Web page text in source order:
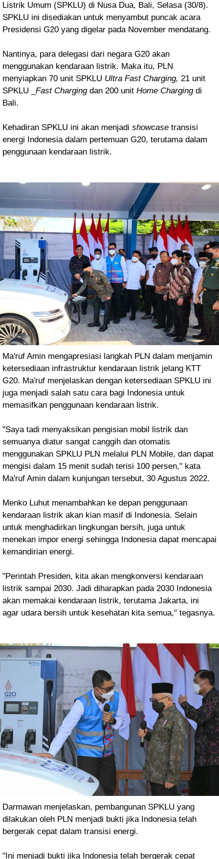
Listrik Umum (SPKLU) di Nusa Dua, Bali, Selasa (30/8).
SPKLU ini disediakan untuk menyambut puncak acara
Presidensi G20 yang digelar pada November mendatang.
Nantinya, para delegasi dari negara G20 akan
menggunakan kendaraan listrik. Maka itu, PLN
menyiapkan 70 unit SPKLU Ultra Fast Charging, 21 unit
SPKLU _ Fast Chargingdan 200 unit Home Charging di
Bali.
Kehadiran SPKLU ini akan menjadi showcase transisi
energi Indonesia dalam pertemuan G20, terutama dalam
penggunaan kendaraan listrik.
Ma'ruf Amin mengapresiasi langkah PLN dalam menjamin
ketersediaan infrastruktur kendaraan listrik jelang KTT
G20. Ma'ruf menjelaskan dengan ketersediaan SPKLU ini
juga menjadi salah satu cara bagi Indonesia untuk
memasifkan penggunaan kendaraan listrik.
"Saya tadi menyaksikan pengisian mobil listrik dan
semuanya diatur sangat canggih dan otomatis
menggunakan SPKLU PLN melalui PLN Mobile, dan dapat
mengisi dalam 15 menit sudah terisi 100 persen," kata
Ma'ruf Amin dalam kunjungan tersebut, 30 Agustus 2022.
Menko Luhut menambahkan ke depan penggunaan
kendaraan listrik akan kian masif di Indonesia. Selain
untuk menghadirkan lingkungan bersih, juga untuk
menekan impor energi sehingga Indonesia dapat mencapai
kemandirian energi.
"Perintah Presiden, kita akan mengkonversi kendaraan
listrik sampai 2030. Jadi diharapkan pada 2030 Indonesia
akan memakai kendaraan listrik, terutama Jakarta, ini
agar udara bersih untuk kesehatan kita semua," tegasnya.
Darmawan menjelaskan, pembangunan SPKLU yang
dilakukan oleh PLN menjadi bukti jika Indonesia telah
bergerak cepat dalam transisi energi.
"Ini menjadi bukti jika Indonesia telah bergerak cepat